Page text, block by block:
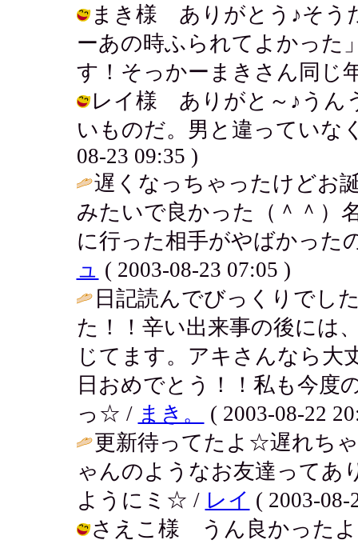
まき様 ありがとう♪そう
ーあの時ふられてよかった
す！そっかーまきさん同じ
レイ様 ありがと～♪うん
いものだ。男と違っていな
08-23 09:35 )
遅くなっちゃったけどお
みたいで良かった（＾＾）
に行った相手がやばかっ
ュ ( 2003-08-23 07:05 )
日記読んでびっくりでし
た！！辛い出来事の後には
じてます。アキさんなら大
日おめでとう！！私も今度
っ☆ / まき。
( 2003-08-22
更新待ってたよ☆遅れち
ゃんのようなお友達ってあ
ようにミ☆ / レイ ( 2003-08-
さえこ様 うん良かったよ